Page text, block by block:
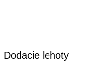
Dodacie lehoty